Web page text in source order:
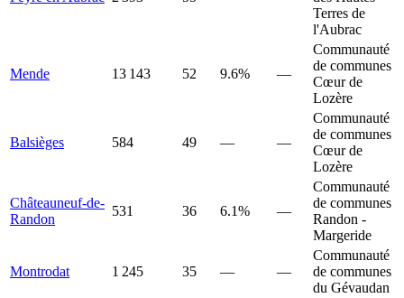
Terres de
l'Aubrac
Mende 13 143 52 9.6% —
Communauté
de communes
Cœur de
Lozère
Balsièges 584 49 — —
Communauté
de communes
Cœur de
Lozère
Châteauneuf-de-
Randon
531 36 6.1% —
Communauté
de communes
Randon -
Margeride
Montrodat 1 245 35 — —
Communauté
de communes
du Gévaudan